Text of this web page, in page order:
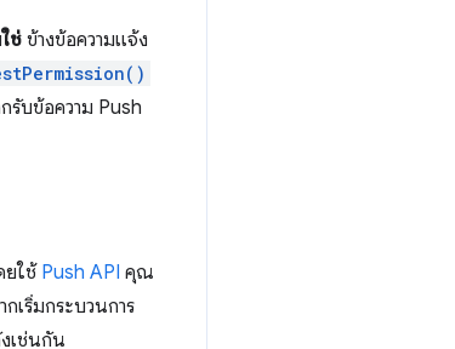
ใช่ ข้างข้อความแจ้ง
รับข้อความ Push
ยใช้ Push API คุณ
เริ่มกระบวนการ
เช่นกัน